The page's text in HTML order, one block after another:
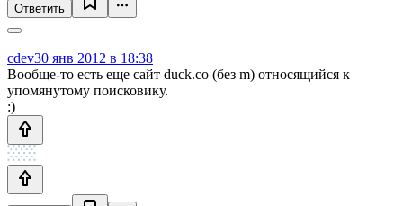
Ответить
cdev30 янв 2012 в 18:38
Вообще-то есть еще сайт duck.co (без m) относящийся к
упомянутому поисковику.
:)